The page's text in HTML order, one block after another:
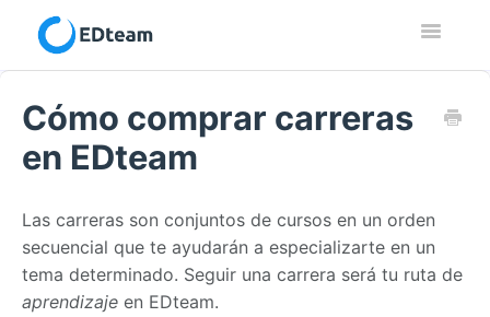
Toggle
Contacto
Cómo comprar carreras
en EDteam
Las carreras son conjuntos de cursos en un orden
secuencial que te ayudarán a especializarte en un
tema determinado. Seguir una carrera será tu ruta de
aprendizaje en EDteam.